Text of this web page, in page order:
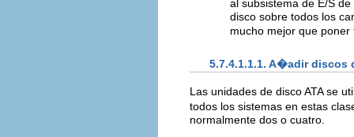
al subsistema de E/S
disco sobre todos los
mucho mejor que
5.7.4.1.1.1. A�adir discos
Las unidades de disco ATA se
todos los sistemas en estas
normalmente dos o cuatro.